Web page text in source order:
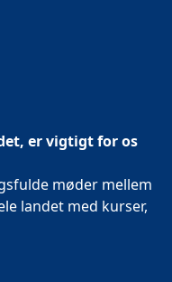
er vigtigt for os
møder mellem
landet med kurser,